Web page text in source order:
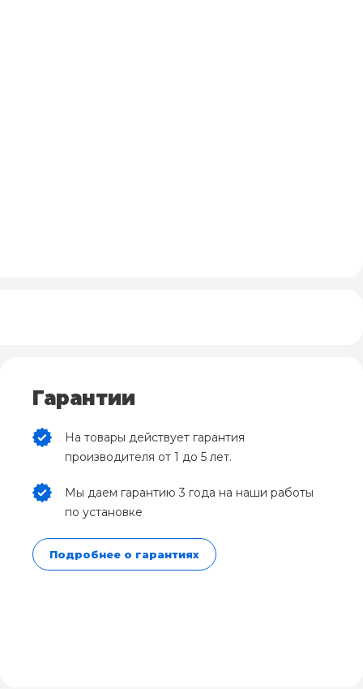
Гарантии
На товары действует гарантия
производителя от 1 до 5 лет.
Мы даем гарантию 3 года на наши работы
по установке
Подробнее о гарантиях